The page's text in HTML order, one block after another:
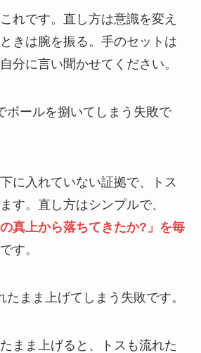
れです。直し方は意識を変え
きは腕を振る。手のセットは
分に言い聞かせてください。
ボールを捌いてしまう失敗で
に入れていない証拠で、トス
す。直し方はシンプルで、
の真上から落ちてきたか?」を毎
す。
たまま上げてしまう失敗です。
まま上げると、トスも流れた